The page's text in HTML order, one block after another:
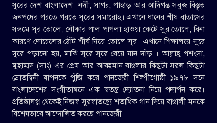
সুরের দেশ বাংলাদেশ। নদী, সাগর, পাহাড় আর আদিগন্ত সবুজ বিস্তৃত
জনপদের পরতে পরতে সুরের সমারোহ। এখানে ধানের শীষ বাতাসের
সঙ্গমে সুর তোলে, নৌকার পাল পাগলা হাওয়া কেটে সুর তোলে, বিনা
কারণে দোয়েলের ঠোঁট শীর্ষ দিয়ে তোলে সুর। এখানে শিক্ষালয়ে সুরে
সুরে পড়ানো হয়, মাঝি সুরে সুরে বেয়ে যান দাঁড় । আল্লাহ্র প্রশংসা,
মুহাম্মদ (সাঃ) এর প্রেম আর আবহমান বাঙলার কিছুটা সরল কিছুটা
স্রোতস্বিনী যাপনকে পুঁজি করে পানজেরী শিল্পীগোষ্ঠী ১৯৭৮ সনে
বাংলাদেশের সংগীতাঙ্গনে এক স্বতন্ত্র দ্যোতনা নিয়ে পদার্পন করে।
প্রতিষ্ঠালগ্ন থেকেই নিজস্ব সুরস্বাতন্ত্র্যে শতাধিক গান দিয়ে বাঙালী মনকে
বিশেষভাবে আন্দোলিত করছে পানজেরী।